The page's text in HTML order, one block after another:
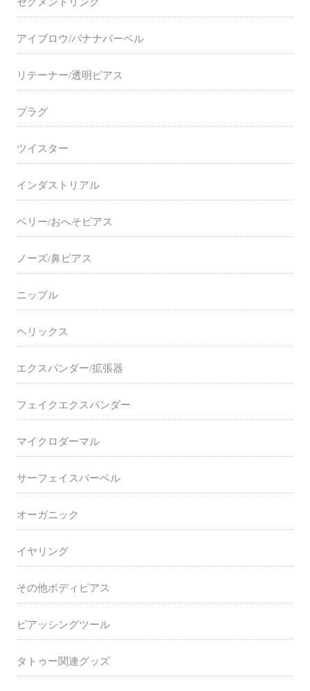
アイブロウ/バナナバーベル
リテーナー/透明ピアス
プラグ
ツイスター
インダストリアル
ベリー/おへそピアス
ノーズ/鼻ピアス
ニップル
ヘリックス
エクスパンダー/拡張器
フェイクエクスパンダー
マイクロダーマル
サーフェイスバーベル
オーガニック
イヤリング
その他ボディピアス
ピアッシングツール
タトゥー関連グッズ